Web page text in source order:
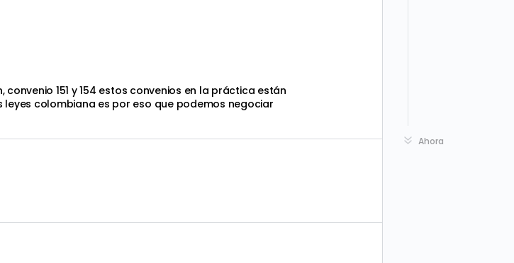
151 y 154 estos convenios en la práctica están
colombiana es por eso que podemos negociar
Ahora